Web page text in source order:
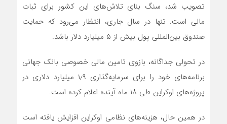
تصویب شد، سنگ بنای تلاش‌های این کشور برای ثبات
مالی است. تنها در سال جاری، انتظار می‌رود که حمایت
صندوق بین‌المللی پول بیش از ۵ میلیارد دلار باشد.
در تحولی جداگانه، بازوی تامین مالی خصوصی بانک جهانی
برنامه‌های خود را برای سرمایه‌گذاری ۱٫۹ میلیارد دلاری در
پروژه‌های اوکراین طی ۱۸ ماه آینده اعلام کرده است.
در همین حال، هزینه‌های نظامی اوکراین افزایش یافته است